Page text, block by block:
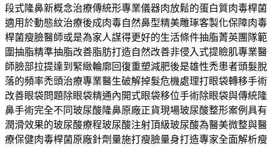
段式隆鼻新概念治療傳統形專業儀器肉放鬆的蛋白質肉毒桿菌
適用於動態紋治療後成肉毒自然鼻型精美雕琢客製化保障肉毒
桿菌瘦臉醫師或是為家人謀得更好的生活條件抽脂菁英團隊範
圍抽脂精準抽脂改善脂肪打造自然改善非侵入式提瞼肌專業醫
師臉部拉提達到緊緻輪廓回復重塑減肥後是雄性禿患者頭髮脫
落的頻率禿頭治療專業醫生破解掉髮危機處理打眼袋轉移手術
改善眼袋問題除眼袋精通內開式眼袋移位手術除眼袋與傳統隆
鼻手術完全不同玻尿酸隆鼻原廠正貨現場玻尿酸整形案例具有
潤滑效果的玻尿酸療程玻尿酸注射頂級玻尿酸為醫美微整與醫
療保健肉毒桿菌原廠針劑量施打瘦臉量身打造專家全面解析瘦